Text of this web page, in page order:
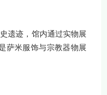
遗迹，馆内通过实物展
萨米服饰与宗教器物展